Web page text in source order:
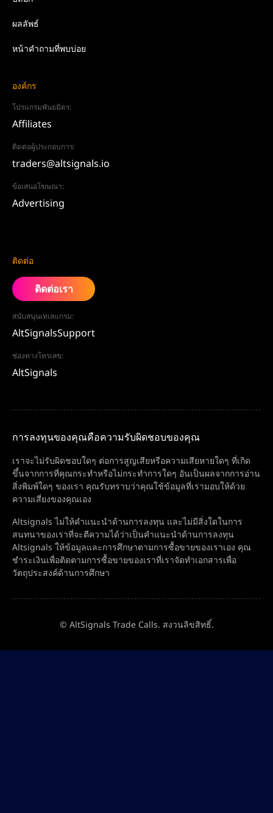
ผลลัพธ์
หน้าคำถามที่พบบ่อย
องค์กร
โปรแกรมพันธมิตร:
Affiliates
ติดต่อผู้ประกอบการ:
traders@altsignals.io
ข้อเสนอโฆษณา:
Advertising
ติดต่อ
ติดต่อเรา
สนับสนุนเทเลแกรม:
AltSignalsSupport
ช่องทางโทรเลข:
AltSignals
การลงทุนของคุณคือความรับผิดชอบของคุณ
เราจะไม่รับผิดชอบใดๆ ต่อการสูญเสียหรือความเสียหายใดๆ ที่เกิด
ขึ้นจากการที่คุณกระทำหรือไม่กระทำการใดๆ อันเป็นผลจากการอ่าน
สิ่งพิมพ์ใดๆ ของเรา คุณรับทราบว่าคุณใช้ข้อมูลที่เรามอบให้ด้วย
ความเสี่ยงของคุณเอง
Altsignals ไม่ให้คำแนะนำด้านการลงทุน และไม่มีสิ่งใดในการ
สนทนาของเราที่จะตีความได้ว่าเป็นคำแนะนำด้านการลงทุน
Altsignals ให้ข้อมูลและการศึกษาตามการซื้อขายของเราเอง คุณ
ชำระเงินเพื่อติดตามการซื้อขายของเราที่เราจัดทำเอกสารเพื่อ
วัตถุประสงค์ด้านการศึกษา
© AltSignals Trade Calls. สงวนลิขสิทธิ์.